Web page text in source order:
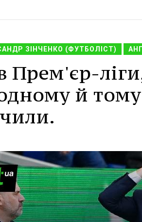
ЗІНЧЕНКО (ФУТБОЛІСТ)
Прем'єр-
й